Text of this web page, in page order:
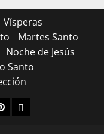
Vísperas
Martes Santo
Noche de Jesús
Santo
Dribbble